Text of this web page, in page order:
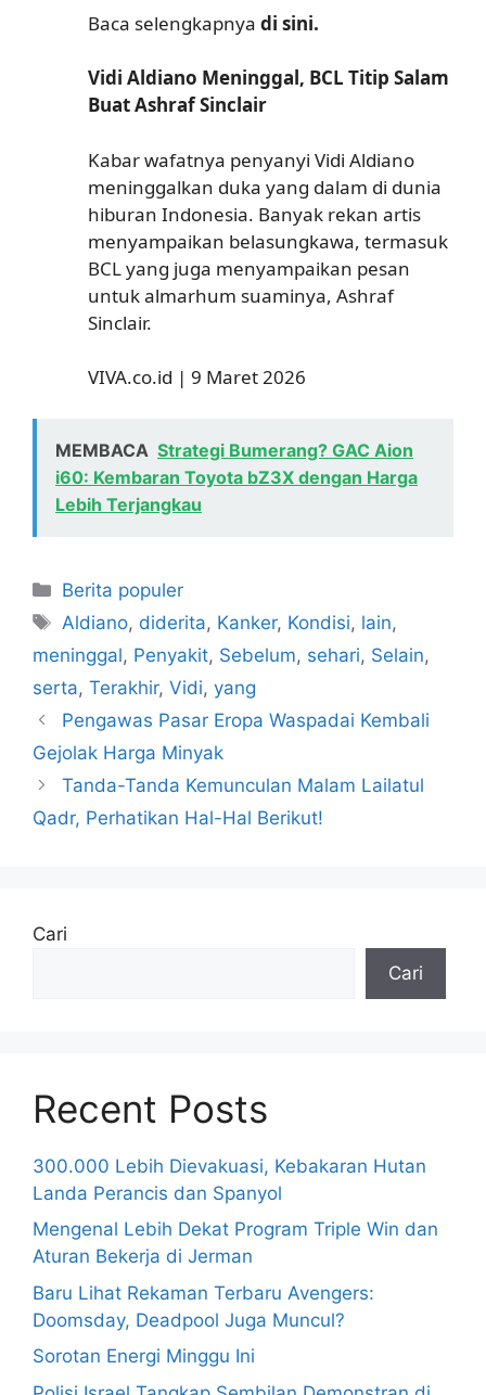
Baca selengkapnya di sini.
Vidi Aldiano Meninggal, BCL Titip Salam
Buat Ashraf Sinclair
Kabar wafatnya penyanyi Vidi Aldiano
meninggalkan duka yang dalam di dunia
hiburan Indonesia. Banyak rekan artis
menyampaikan belasungkawa, termasuk
BCL yang juga menyampaikan pesan
untuk almarhum suaminya, Ashraf
Sinclair.
VIVA.co.id | 9 Maret 2026
MEMBACA Strategi Bumerang? GAC Aion
i60: Kembaran Toyota bZ3X dengan Harga
Lebih Terjangkau
Kategori
Berita populer
Tag
Aldiano, diderita, Kanker, Kondisi, lain,
meninggal, Penyakit, Sebelum, sehari, Selain,
serta, Terakhir, Vidi, yang
Pengawas Pasar Eropa Waspadai Kembali
Gejolak Harga Minyak
Tanda-Tanda Kemunculan Malam Lailatul
Qadr, Perhatikan Hal-Hal Berikut!
Cari
Cari
Recent Posts
300.000 Lebih Dievakuasi, Kebakaran Hutan
Landa Perancis dan Spanyol
Mengenal Lebih Dekat Program Triple Win dan
Aturan Bekerja di Jerman
Baru Lihat Rekaman Terbaru Avengers:
Doomsday, Deadpool Juga Muncul?
Sorotan Energi Minggu Ini